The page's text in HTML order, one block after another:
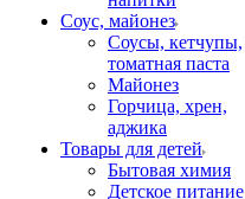
Соус, майонез
Соусы, кетчупы,
томатная паста
Майонез
Горчица, хрен,
аджика
Товары для детей
Бытовая химия
Детское питание